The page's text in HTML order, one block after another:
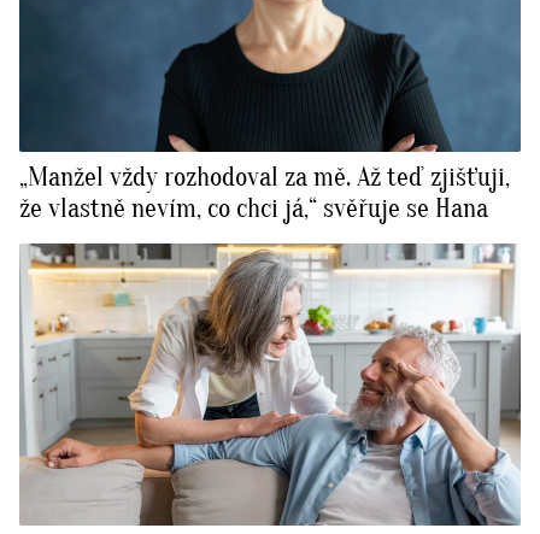
„Manžel vždy rozhodoval za mě. Až teď zjišťuji,
že vlastně nevím, co chci já,“ svěřuje se Hana